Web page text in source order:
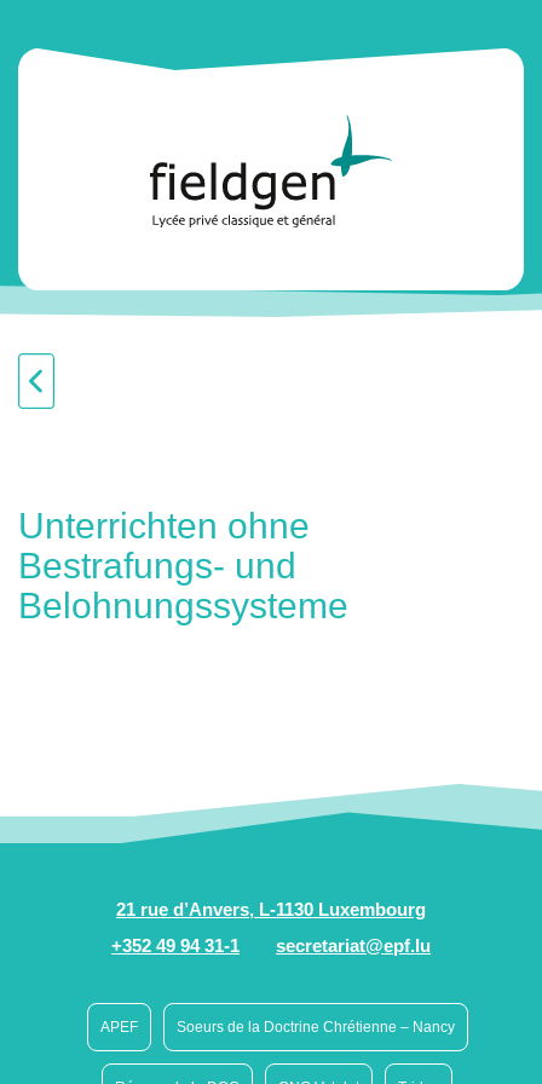
Unterrichten ohne
Bestrafungs- und
Belohnungssysteme
21 rue d’Anvers, L-1130 Luxembourg
+352 49 94 31-1
secretariat@epf.lu
APEF Soeurs de la Doctrine Chrétienne – Nancy